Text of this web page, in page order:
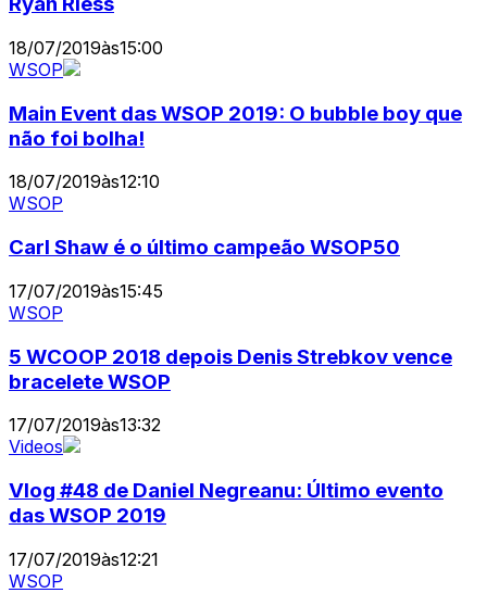
18/07/2019às15:00
WSOP
Main Event das WSOP 2019: O bubble boy que
não foi bolha!
18/07/2019às12:10
WSOP
Carl Shaw é o último campeão WSOP50
17/07/2019às15:45
WSOP
5 WCOOP 2018 depois Denis Strebkov vence
bracelete WSOP
17/07/2019às13:32
Videos
Vlog #48 de Daniel Negreanu: Último evento
das WSOP 2019
17/07/2019às12:21
WSOP